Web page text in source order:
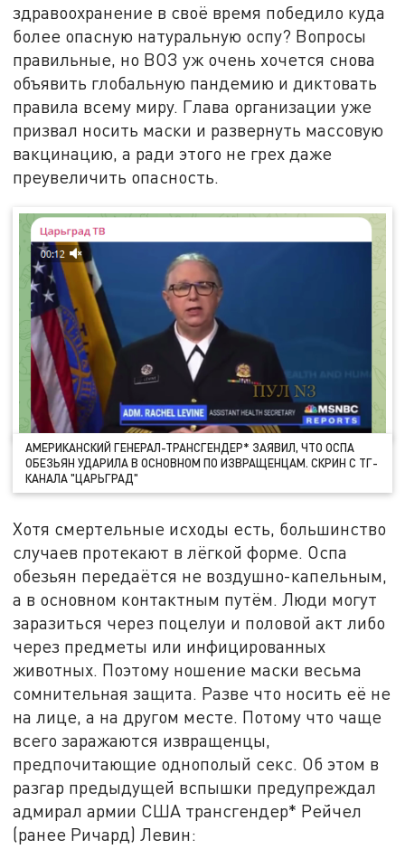
здравоохранение в своё время победило куда
более опасную натуральную оспу? Вопросы
правильные, но ВОЗ уж очень хочется снова
объявить глобальную пандемию и диктовать
правила всему миру. Глава организации уже
призвал носить маски и развернуть массовую
вакцинацию, а ради этого не грех даже
преувеличить опасность.
АМЕРИКАНСКИЙ ГЕНЕРАЛ-ТРАНСГЕНДЕР* ЗАЯВИЛ, ЧТО ОСПА
ОБЕЗЬЯН УДАРИЛА В ОСНОВНОМ ПО ИЗВРАЩЕНЦАМ. СКРИН С ТГ-
КАНАЛА "ЦАРЬГРАД"
Хотя смертельные исходы есть, большинство
случаев протекают в лёгкой форме. Оспа
обезьян передаётся не воздушно-капельным,
а в основном контактным путём. Люди могут
заразиться через поцелуи и половой акт либо
через предметы или инфицированных
животных. Поэтому ношение маски весьма
сомнительная защита. Разве что носить её не
на лице, а на другом месте. Потому что чаще
всего заражаются извращенцы,
предпочитающие однополый секс. Об этом в
разгар предыдущей вспышки предупреждал
адмирал армии США трансгендер* Рейчел
(ранее Ричард) Левин: